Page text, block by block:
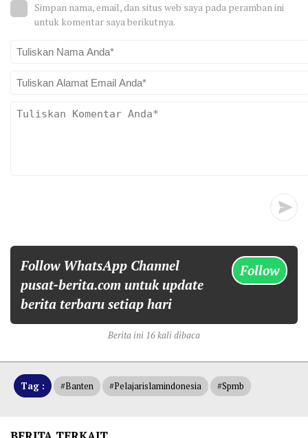
Simpan nama, email, dan situs web saya pada peramban ini
untuk komentar saya berikutnya.
Follow WhatsApp Channel
pusat-berita.com untuk update
berita terbaru setiap hari
Follow
Berita ini 16 kali dibaca
Tag : #banten #pelajarislamindonesia #spmb